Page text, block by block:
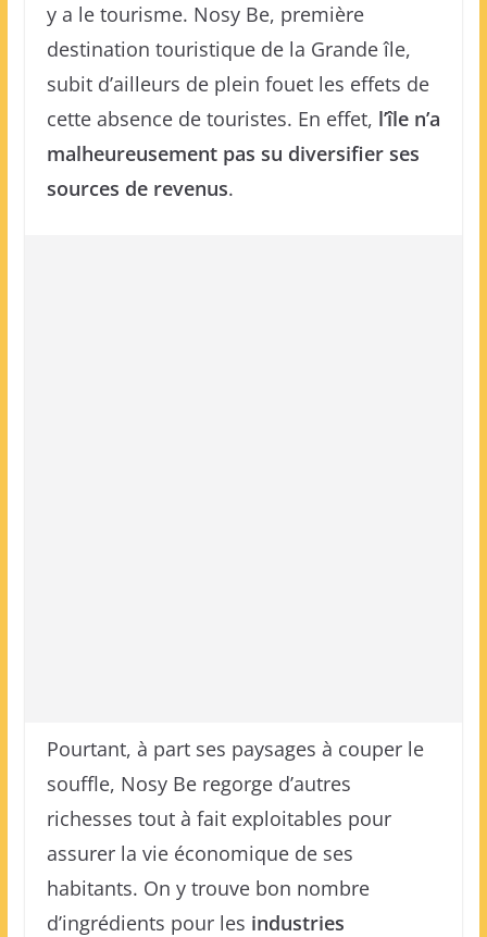
y a le tourisme. Nosy Be, première
destination touristique de la Grande île,
subit d’ailleurs de plein fouet les effets de
cette absence de touristes. En effet, l’île n’a
malheureusement pas su diversifier ses
sources de revenus.
Pourtant, à part ses paysages à couper le
souffle, Nosy Be regorge d’autres
richesses tout à fait exploitables pour
assurer la vie économique de ses
habitants. On y trouve bon nombre
d’ingrédients pour les industries